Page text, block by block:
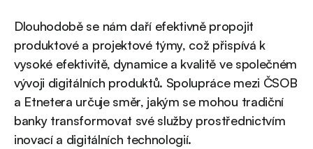
Dlouhodobě se nám daří efektivně propojit
produktové a projektové týmy, což přispívá k
vysoké efektivitě, dynamice a kvalitě ve společném
vývoji digitálních produktů. Spolupráce mezi ČSOB
a Etnetera určuje směr, jakým se mohou tradiční
banky transformovat své služby prostřednictvím
inovací a digitálních technologií.